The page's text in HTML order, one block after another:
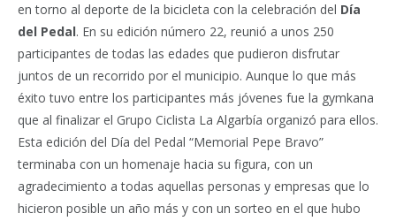
en torno al deporte de la bicicleta con la celebración del Día
del Pedal. En su edición número 22, reunió a unos 250
participantes de todas las edades que pudieron disfrutar
juntos de un recorrido por el municipio. Aunque lo que más
éxito tuvo entre los participantes más jóvenes fue la gymkana
que al finalizar el Grupo Ciclista La Algarbía organizó para ellos.
Esta edición del Día del Pedal “Memorial Pepe Bravo”
terminaba con un homenaje hacia su figura, con un
agradecimiento a todas aquellas personas y empresas que lo
hicieron posible un año más y con un sorteo en el que hubo